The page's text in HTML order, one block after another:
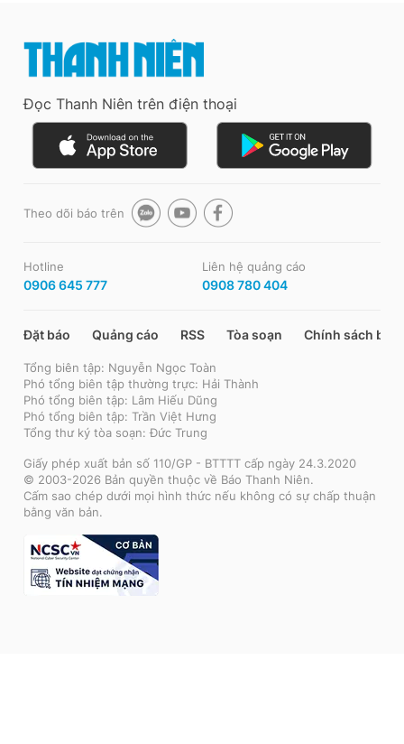
Đọc Thanh Niên trên điện thoại
Theo dõi báo trên
Hotline
0906 645 777
Liên hệ quảng cáo
0908 780 404
Đặt báo Quảng cáo RSS Tòa soạn Chính sách bảo
Tổng biên tập: Nguyễn Ngọc Toàn
Phó tổng biên tập thường trực: Hải Thành
Phó tổng biên tập: Lâm Hiếu Dũng
Phó tổng biên tập: Trần Việt Hưng
Tổng thư ký tòa soạn: Đức Trung
Giấy phép xuất bản số 110/GP - BTTTT cấp ngày 24.3.2020
© 2003-2026 Bản quyền thuộc về Báo Thanh Niên.
Cấm sao chép dưới mọi hình thức nếu không có sự chấp thuận
bằng văn bản.